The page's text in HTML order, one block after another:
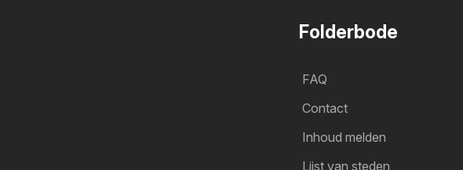
Folderbode
FAQ
Contact
Inhoud melden
Lijst van steden